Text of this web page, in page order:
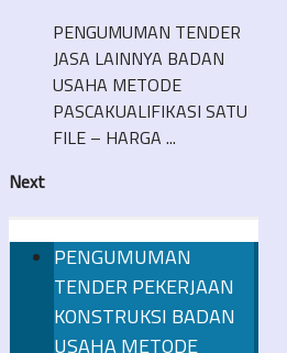
PENGUMUMAN TENDER
JASA LAINNYA BADAN
USAHA METODE
PASCAKUALIFIKASI SATU
FILE – HARGA ...
Next
PENGUMUMAN
TENDER PEKERJAAN
KONSTRUKSI BADAN
USAHA METODE